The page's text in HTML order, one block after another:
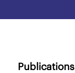
Publications